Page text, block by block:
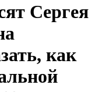
Сергея
как